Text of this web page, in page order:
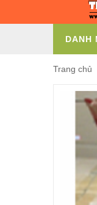
DANH
Trang chủ